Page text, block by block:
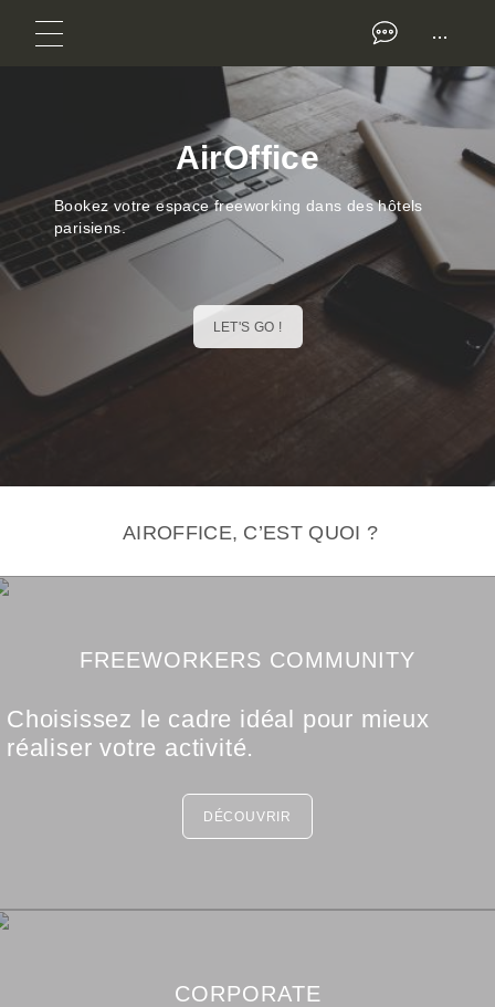
...
AirOffice
Bookez votre espace freeworking dans des hôtels
parisiens.
LET'S GO !
AIROFFICE, C’EST QUOI ?
FREEWORKERS COMMUNITY
Choisissez le cadre idéal pour mieux
réaliser votre activité.
DÉCOUVRIR
CORPORATE